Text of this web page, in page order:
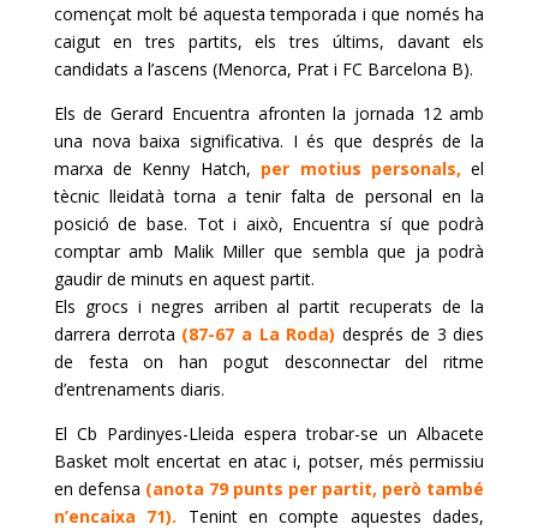
començat molt bé aquesta temporada i que només ha
caigut en tres partits, els tres últims, davant els
candidats a l’ascens (Menorca, Prat i FC Barcelona B).
Els de Gerard Encuentra afronten la jornada 12 amb
una nova baixa significativa. I és que després de la
marxa de Kenny Hatch, per motius personals, el
tècnic lleidatà torna a tenir falta de personal en la
posició de base. Tot i això, Encuentra sí que podrà
comptar amb MalikMiller que sembla que ja podrà
gaudir de minuts en aquest partit.
Els grocs i negres arriben al partitrecuperats de la
darrera derrota (87-67 a La Roda) després de 3 dies
de festa on han pogut desconnectar del ritme
d’entrenaments diaris.
El Cb Pardinyes-Lleida espera trobar-se un Albacete
Basketmolt encertat en atac i, potser, més permissiu
en defensa (anota 79 punts per partit, però també
n’encaixa 71). Tenint en compte aquestes dades,